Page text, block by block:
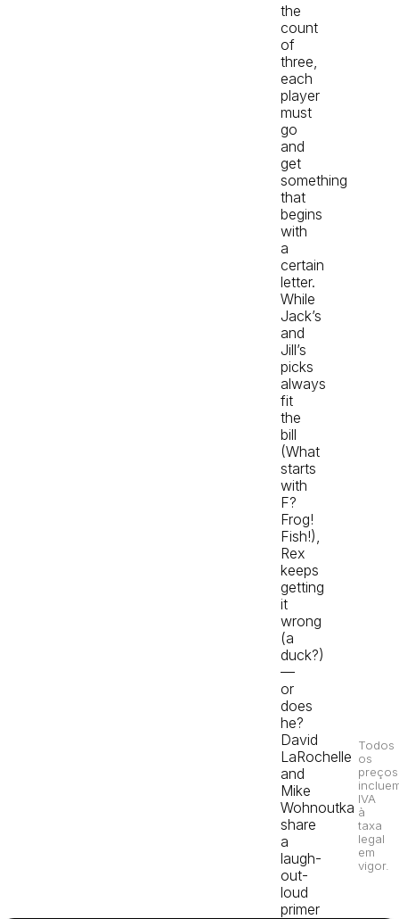
the
count
of
three,
each
player
must
go
and
get
something
that
begins
with
a
certain
letter.
While
Jack’s
and
Jill’s
picks
always
fit
the
bill
(What
starts
with
F?
Frog!
Fish!),
Rex
keeps
getting
it
wrong
(a
duck?)
—
or
does
he?
David
LaRochelle
and
Mike
Wohnoutka
share
a
laugh-
out-
loud
primer
Todos
os
preços
IVA
à
taxa
legal
em
vigor.